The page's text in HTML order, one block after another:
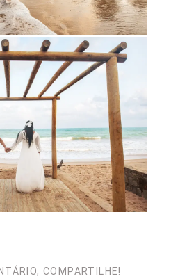
COMPARTILHE!